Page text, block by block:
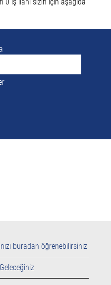
buradan öğrenebilirsiniz